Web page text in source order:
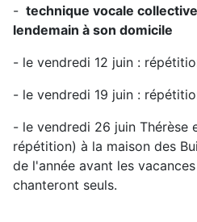
- technique vocale
lendemain à son domicile
- le vendredi 12 juin :
- le vendredi 19 juin :
- le vendredi 26 juin Thérèse
répétition) à la maison des
de l'année avant les
chanteront seuls.